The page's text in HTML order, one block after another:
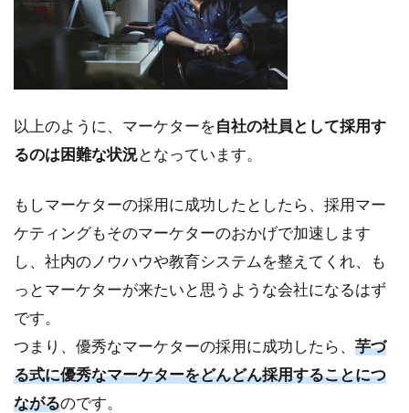
以上のように、マーケターを自社の社員として採用す
るのは困難な状況となっています。
もしマーケターの採用に成功したとしたら、採用マー
ケティングもそのマーケターのおかげで加速します
し、社内のノウハウや教育システムを整えてくれ、も
っとマーケターが来たいと思うような会社になるはず
です。
つまり、優秀なマーケターの採用に成功したら、 芋づ
る式に優秀なマーケターをどんどん採用することにつ
ながるのです。